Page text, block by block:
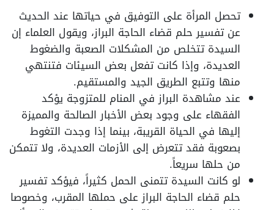
تحصل المرأة على التوفيق في حياتها عند الحديث
عن تفسير حلم قضاء الحاجة البراز، ويقول العلماء إن
السيدة تتخلص من المشكلات الصعبة والضغوط
العديدة، وإذا كانت تفعل بعض السيئات فتنتهي
منها وتتبع الطريق الجيد والمستقيم.
عند مشاهدة البراز في المنام للمتزوجة يؤكد
الفقهاء على وجود بعض الأخبار الصالحة والمميزة
إليها في الحياة القريبة، بينما إذا وجدت التغوط
بصعوبة فقد تتعرض إلى الأزمات العديدة، ولا تتمكن
من حلها سريعاً.
لو كانت السيدة تتمنى الحمل كثيراً، فيؤكد تفسير
حلم قضاء الحاجة البراز على حملها المقرب، وخصوصا